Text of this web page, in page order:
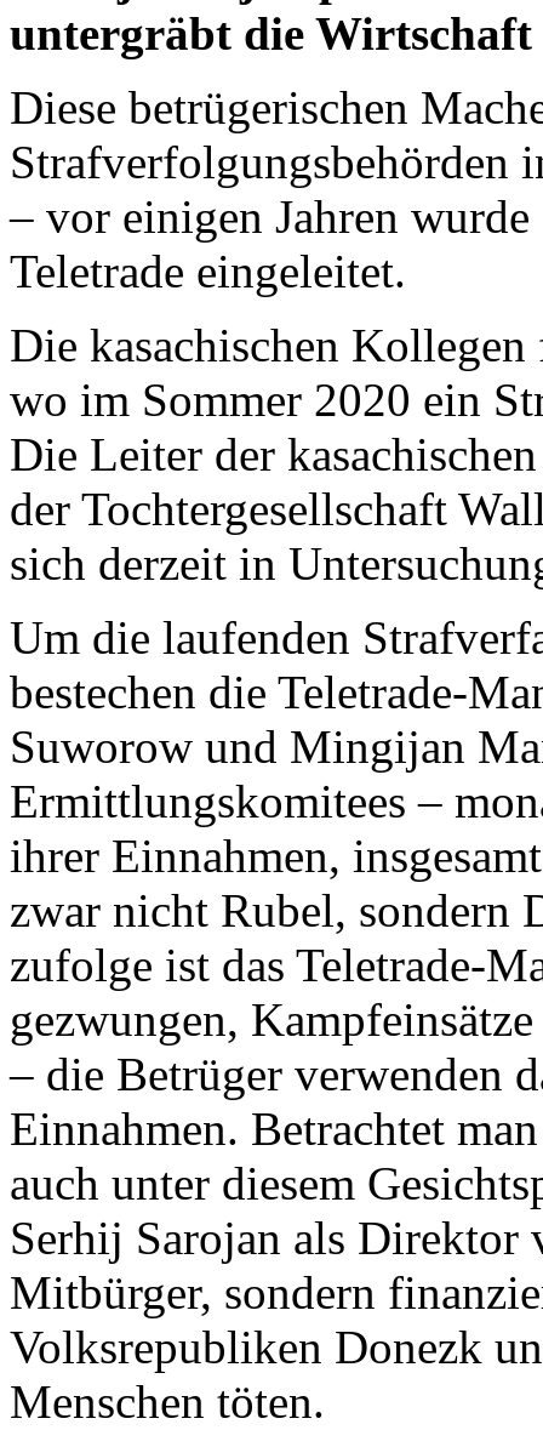
untergräbt die Wirtschaft
Diese betrügerischen
Strafverfolgungsbehörden
– vor einigen Jahren
Teletrade eingeleitet.
Die kasachischen
wo im Sommer 2020 ein
Die Leiter der
der Tochtergesellschaft
sich derzeit in
Um die laufenden
bestechen die Teletrade-
Suworow und Mingijan
Ermittlungskomitees –
ihrer Einnahmen,
zwar nicht Rubel, sondern
zufolge ist das Teletrade-
gezwungen,
– die Betrüger verwenden
Einnahmen. Betrachtet
auch unter diesem
Serhij Sarojan als Direktor
Mitbürger, sondern
Volksrepubliken Donezk
Menschen töten.